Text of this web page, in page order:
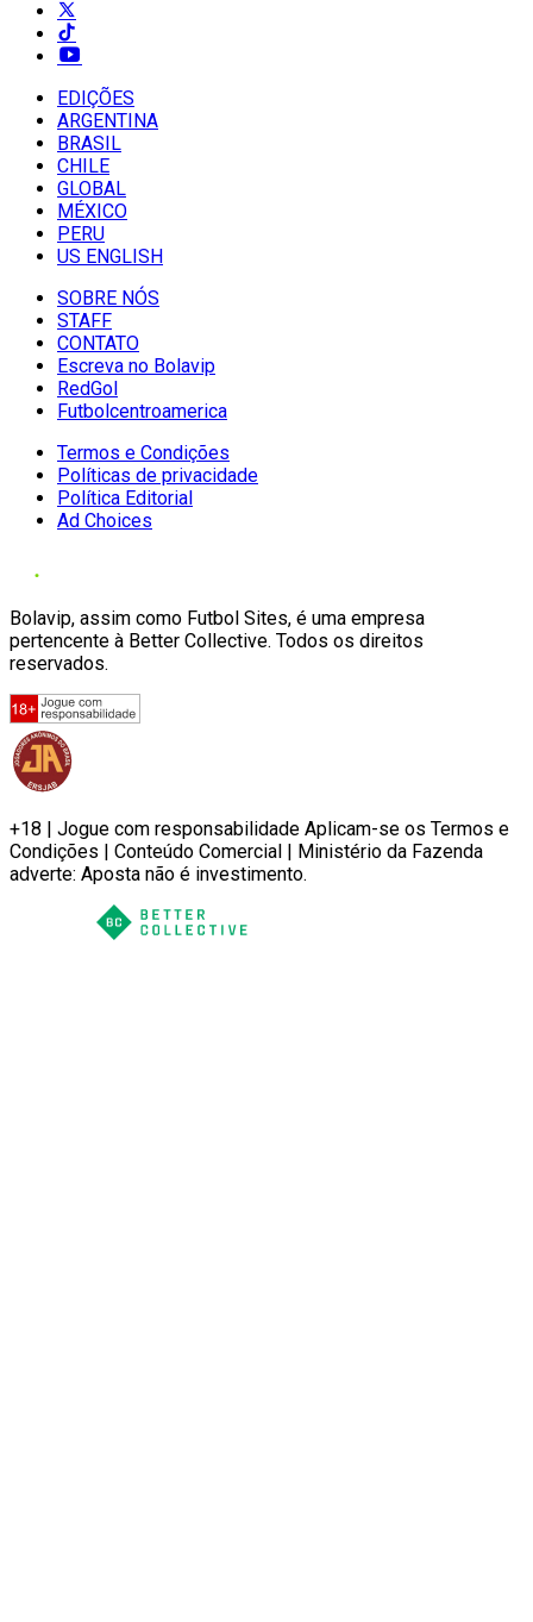
EDIÇÕES
ARGENTINA
BRASIL
CHILE
GLOBAL
MÉXICO
PERU
US ENGLISH
SOBRE NÓS
STAFF
CONTATO
Escreva no Bolavip
RedGol
Futbolcentroamerica
Termos e Condições
Políticas de privacidade
Política Editorial
Ad Choices
Bolavip, assim como Futbol Sites, é uma empresa
pertencente à Better Collective. Todos os direitos
reservados.
+18 | Jogue com responsabilidade Aplicam-se os Termos e
Condições | Conteúdo Comercial | Ministério da Fazenda
adverte: Aposta não é investimento.